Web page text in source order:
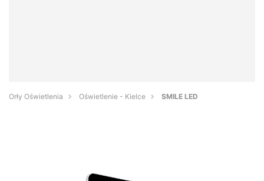
Orły Oświetlenia Oświetlenie - Kielce SMILE LED